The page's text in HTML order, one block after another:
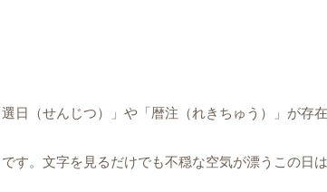
日（せんじつ）」や「暦注（れきちゅう）」が存
です。文字を見るだけでも不穏な空気が漂うこの日